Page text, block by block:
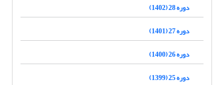
دوره 28 (1402)
دوره 27 (1401)
دوره 26 (1400)
دوره 25 (1399)